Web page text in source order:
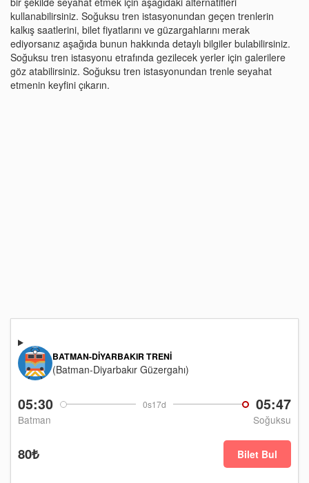
kullanabilirsiniz. Soğuksu tren istasyonundan geçen trenlerin
kalkış saatlerini, bilet fiyatlarını ve güzargahlarını merak
ediyorsanız aşağıda bunun hakkında detaylı bilgiler bulabilirsiniz.
Soğuksu tren istasyonu etrafında gezilecek yerler için galerilere
göz atabilirsiniz. Soğuksu tren istasyonundan trenle seyahat
etmenin keyfini çıkarın.
05:30 0s17d 05:47
Batman Soğuksu
BATMAN-DIYARBAKIR TRENI
(Batman-Diyarbakır Güzergahı)
80₺ Bilet Bul